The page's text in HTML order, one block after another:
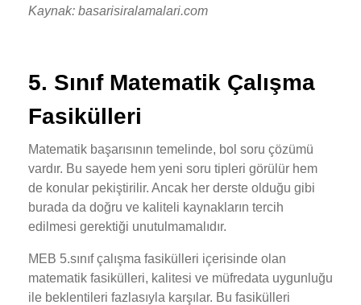
Kaynak: basarisiralamalari.com
5. Sınıf Matematik Çalışma
Fasikülleri
Matematik başarısının temelinde, bol soru çözümü
vardır. Bu sayede hem yeni soru tipleri görülür hem
de konular pekiştirilir. Ancak her derste olduğu gibi
burada da doğru ve kaliteli kaynakların tercih
edilmesi gerektiği unutulmamalıdır.
MEB 5.sınıf çalışma fasikülleri içerisinde olan
matematik fasikülleri, kalitesi ve müfredata uygunluğu
ile beklentileri fazlasıyla karşılar. Bu fasikülleri